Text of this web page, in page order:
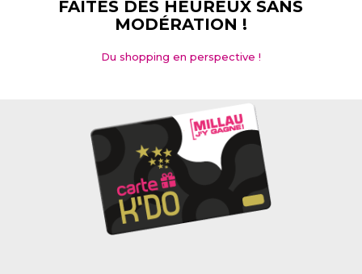
FAITES DES HEUREUX SANS
MODÉRATION !
Du shopping en perspective !